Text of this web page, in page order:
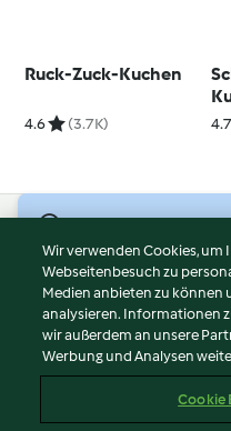
Ruck-Zuck-Kuchen
4.6 (3.7K) 4.7
Nutzungsbedingungen
Datenschutzrichtlinien
Disclaimer
Impressum
Inhalt melden
Wir verwenden Cookies, um
Webseitenbesuch zu
Medien anbieten zu können
analysieren. Informationen
wir außerdem an unsere
Werbung und Analysen
Cookie